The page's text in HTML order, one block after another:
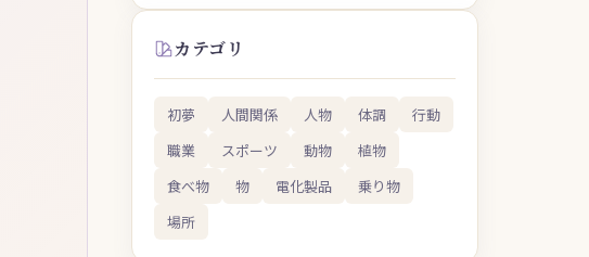
カテゴリ
初夢 人間関係 人物 体調
行動
職業
スポーツ 動物
植物
食べ物
物 電化製品
乗り物
場所